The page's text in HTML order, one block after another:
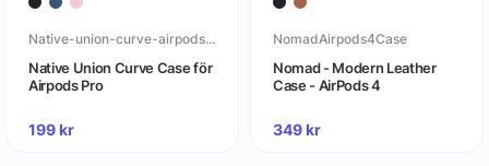
Native-union-curve-airpods-pro
Native Union Curve Case för
Airpods Pro
199kr
NomadAirpods4Case
Nomad - Modern Leather
Case - AirPods 4
349kr